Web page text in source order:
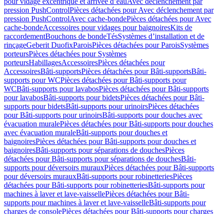
pression PushControlPièces détachées pour Avec déclenchement par
pression PushControlAvec cache-bondePièces détachées pour Avec
cache-bondeAccessoires pour vidages pour baignoiresKits de
raccordementBouchons de bondeTésSystèmes d’installation et de
rinçageGeberit DuofixParoisPièces détachées pour ParoisSystèmes
porteursPièces détachées pour Systèmes
porteursHabillagesAccessoiresPièces détachées pour
AccessoiresBâti-supportsPièces détachées pour Bâti-supportsBâti-
supports pour WCPièces détachées pour Bâti-supports pour
WCBâti-supports pour lavabosPièces détachées pour Bâti-supports
pour lavabosBâti-supports pour bidetsPièces détachées pour Bâti-
supports pour bidetsBâti-supports pour urinoirsPièces détachées
pour Bâti-supports pour urinoirsBâti-supports pour douches avec
évacuation muralePièces détachées pour Bâti-supports pour douches
avec évacuation muraleBâti-supports pour douches et
baignoiresPièces détachées pour Bâti-supports pour douches et
baignoiresBâti-supports pour séparations de douchesPièces
détachées pour Bâti-supports pour séparations de douchesBâti-
supports pour déversoirs murauxPièces détachées pour Bâti-supports
pour déversoirs murauxBâti-supports pour robinetteriesPièces
détachées pour Bâti-supports pour robinetteriesBâti-supports pour
machines à laver et lave-vaissellePièces détachées pour Bâti-
supports pour machines à laver et lave-vaisselleBâti-supports pour
charges de consolePièces détachées pour Bâti-supports pour charges